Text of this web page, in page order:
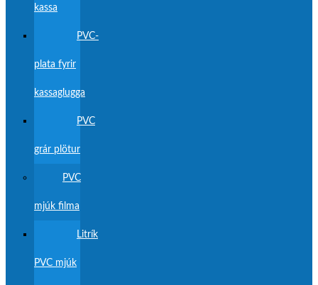
kassa
PVC-
plata fyrir
kassaglugga
PVC
grár plötur
PVC
mjúk filma
Litrík
PVC mjúk